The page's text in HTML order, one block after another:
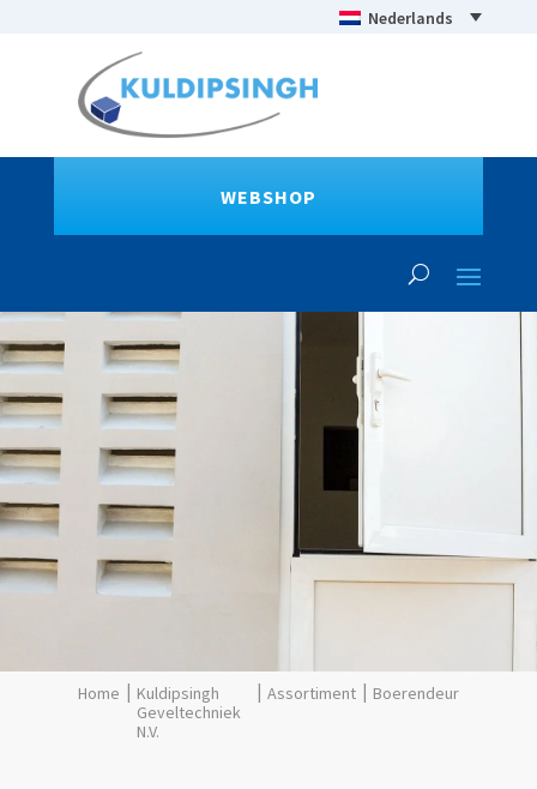
Nederlands
WEBSHOP
Kuldipsingh
Geveltechniek
N.V.
Assortiment Boerendeur